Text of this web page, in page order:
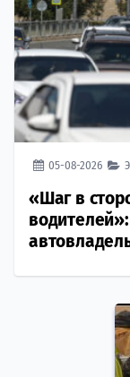
05-08-2026
«Шаг в